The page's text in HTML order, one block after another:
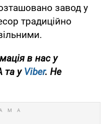
завод у
традиційно
в нас у
та уViber. Не